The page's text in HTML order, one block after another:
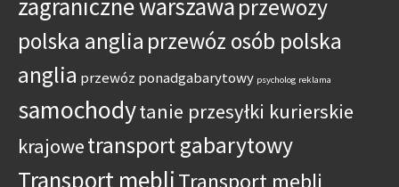
zagraniczne warszawaprzewozy
polska anglia przewóz osób polska
anglia przewóz ponadgabarytowy psycholog reklama
samochodytanie przesyłki kurierskie
krajowetransport gabarytowy
Transport mebli